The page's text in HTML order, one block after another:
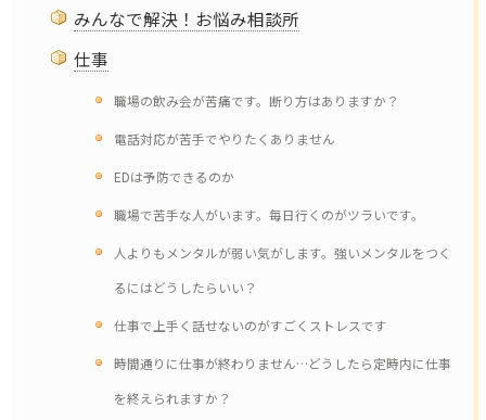
みんなで解決！お悩み相談所
仕事
職場の飲み会が苦痛です。断り方はありますか？
電話対応が苦手でやりたくありません
EDは予防できるのか
職場で苦手な人がいます。毎日行くのがツラいです。
人よりもメンタルが弱い気がします。強いメンタルをつく
るにはどうしたらいい？
仕事で上手く話せないのがすごくストレスです
時間通りに仕事が終わりません…どうしたら定時内に仕事
を終えられますか？